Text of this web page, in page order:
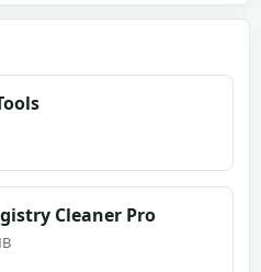
Cleaner Pro